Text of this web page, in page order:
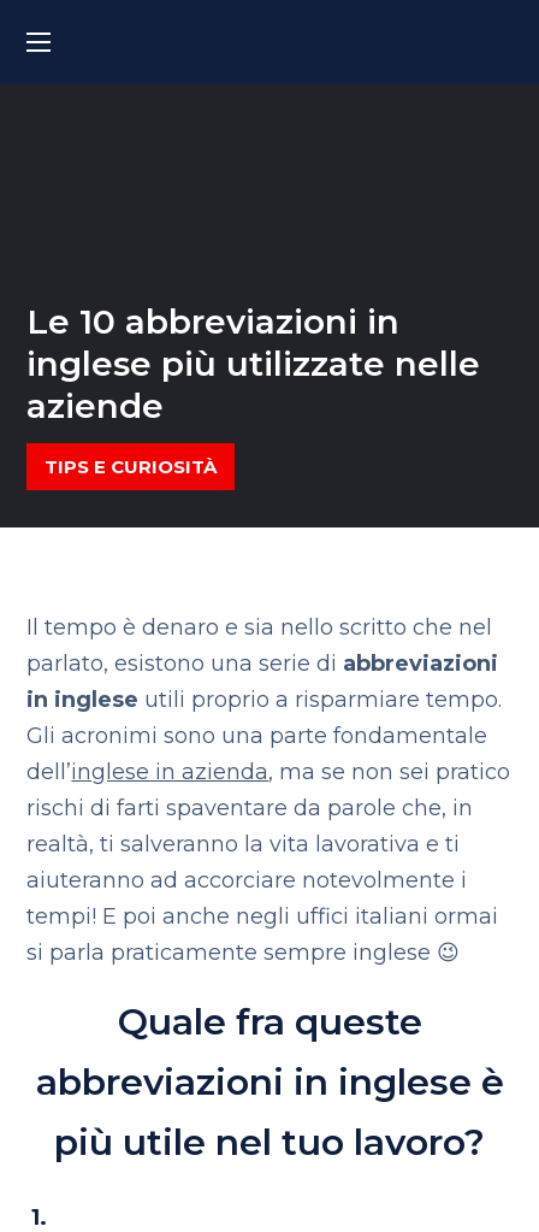
Le 10 abbreviazioni in
inglese più utilizzate nelle
aziende
TIPS E CURIOSITÀ
Il tempo è denaro e sia nello scritto che nel
parlato, esistono una serie di abbreviazioni
in inglese utili proprio a risparmiare tempo.
Gli acronimi sono una parte fondamentale
dell’inglese in azienda, ma se non sei pratico
rischi di farti spaventare da parole che, in
realtà, ti salveranno la vita lavorativa e ti
aiuteranno ad accorciare notevolmente i
tempi! E poi anche negli uffici italiani ormai
si parla praticamente sempre inglese 😉
Quale fra queste
abbreviazioni in inglese è
più utile nel tuo lavoro?